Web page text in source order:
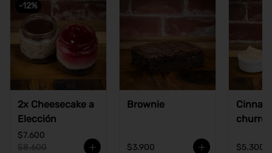
-12%
2x Cheesecake a
Elección
$7.600
$8.600
Brownie
$3.900
churros
$5.300